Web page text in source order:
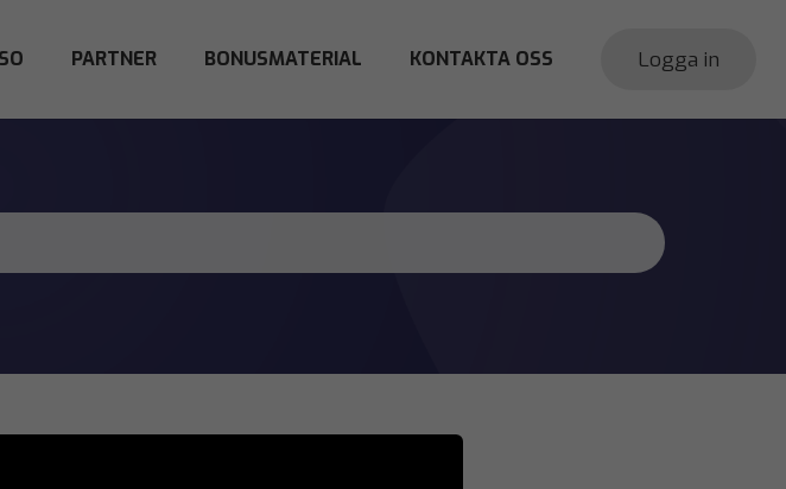
PARTNER BONUSMATERIAL KONTAKTA OSS Logga in